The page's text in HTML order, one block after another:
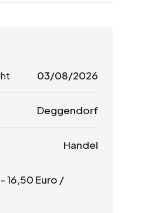
03/08/2026
Deggendorf
Handel
-16,50 Euro /